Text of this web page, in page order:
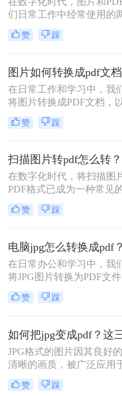
们日常工作中经常使用的
式。有时，为了更方便地
或打印，我们可能需要将
PDF怎么弄，帮助大家轻
需求。
赞 踩
在日常工作和学习中，我
将图片转换成PDF文档，
储、分享或打印。PDF格
台兼容性和良好的格式保
换成PDF文档呢？下面将
图片转换成PDF文档的方
轻松实现这一目标。
赞 踩
在数字化时代，将扫描图
PDF格式已成为一种常见
论是为了保存纸质文档、
享还是为了更高效地管理
能。那么扫描图片转pdf怎
文将介绍三种高效的转换
大家轻松实现扫描图片到
换。
赞 踩
在日常办公和学习中，我
将JPG图片转换为PDF文
件具有跨平台兼容性好、
易被篡改等优点，因此将
容，方便分享和打印。那
么转换成pdf呢？本文将介
脑上将JPG图片转换为
法，帮助读者轻松实现转
赞 踩
​JPG格式的图片因其良好
清晰的画质，被广泛应用
和工作中。然而，在某些
们可能需要将JPG图片转换
赞 踩